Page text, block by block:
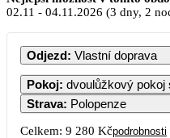
PO ÚT
2
4 640
3
4 640 4
02.11 - 04.11.2026 (3 dny, 2
Odjezd: Vlastní doprava
Pokoj: dvoulůžkový pokoj
Strava: Polopenze
Celkem: 9 280 Kčpodrobnosti